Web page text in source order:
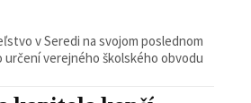
v Seredi na svojom poslednom
verejného školského obvodu